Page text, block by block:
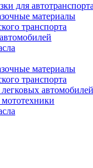
для автотранспорта
материалы
транспорта
материалы
транспорта
автомобилей